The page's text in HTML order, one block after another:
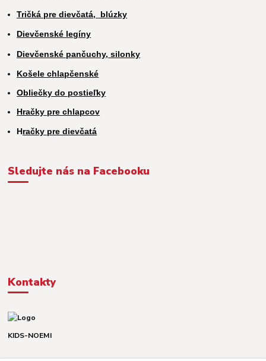
Tričká pre dievčatá, blúzky
Dievčenské legíny
Dievčenské pančuchy, silonky
Košele chlapčenské
Obliečky do postieľky
Hračky pre chlapcov
Hračky pre dievčatá
Sledujte nás na Facebooku
Kontakty
KIDS-NOEMI